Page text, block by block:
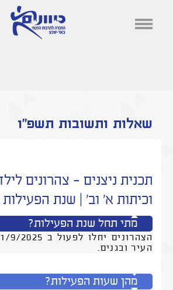
שאלות ותשובות תשפ"ו
תכנית ניצנים - צהרונים
וכיתות א' וב' | שנת
מתי תחל שנת הפעילות?
העיר ובגנים.
מהן שעות הפעילות?